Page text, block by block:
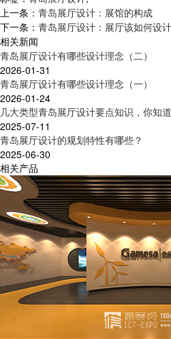
上一条： 青岛展厅设计：展馆的构成
下一条： 青岛展厅设计：展厅该如何设
相关新闻
青岛展厅设计有哪些设计理念（二）
2026-01-31
青岛展厅设计有哪些设计理念（一）
2026-01-24
几大类型青岛展厅设计要点知识，你知
2025-07-11
青岛展厅设计的规划特性有哪些？
2025-06-30
相关产品